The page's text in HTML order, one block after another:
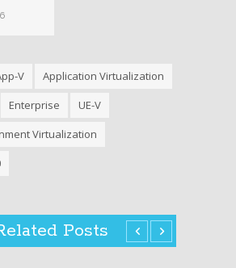
V
Application Virtualization
Enterprise
UE-V
Virtualization
Posts